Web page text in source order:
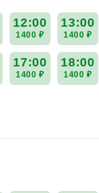
12:00
1400 ₽
13:00
1400 ₽
17:00
1400 ₽
18:00
1400 ₽